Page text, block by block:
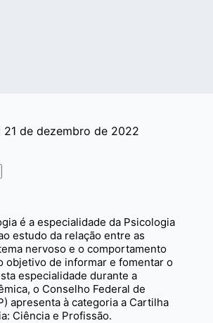
21 de dezembro de 2022
é a especialidade da Psicologia
estudo da relação entre as
nervoso e o comportamento
objetivo de informar e fomentar o
especialidade durante a
o Conselho Federal de
apresenta à categoria a Cartilha
Ciência e Profissão.